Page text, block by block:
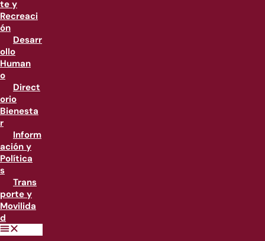
te y
Recreaci
ón
Desarr
ollo
Human
o
Direct
orio
Bienesta
r
Inform
ación y
Política
s
Trans
porte y
Movilida
d